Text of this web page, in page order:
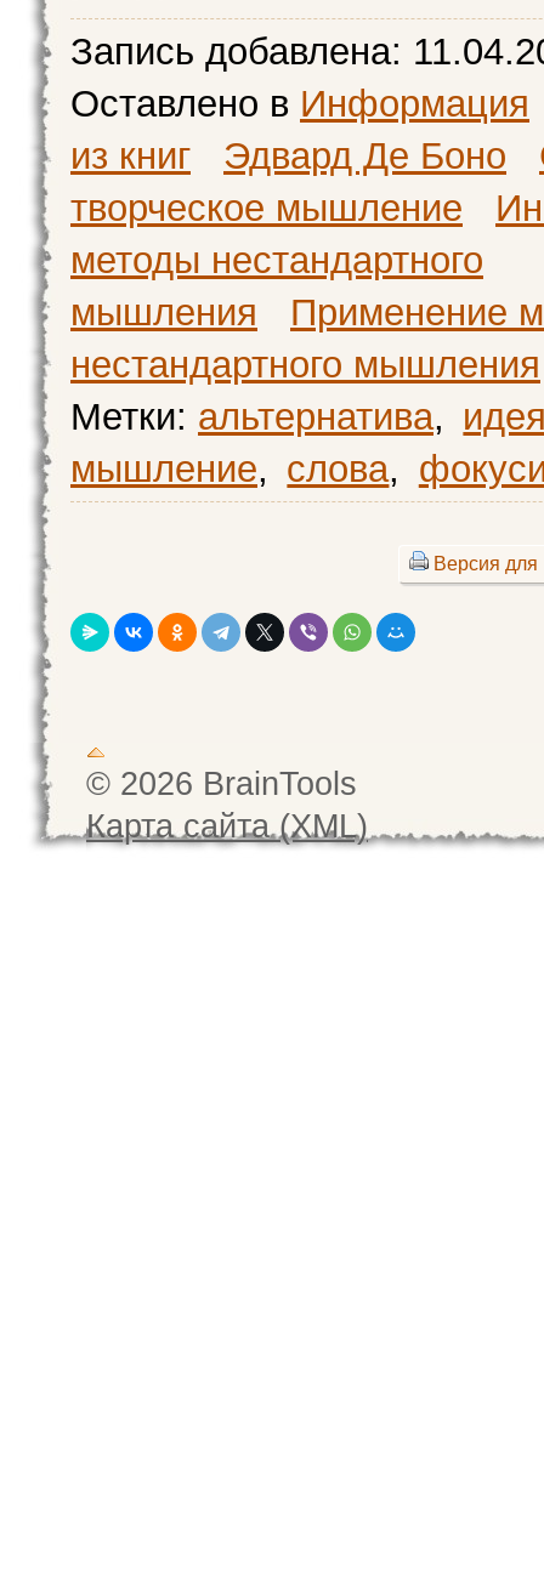
Запись добавлена:
Оставлено в Информация
из книг
Эдвард Де Боно
творческое мышление
методы нестандартного
мышления
Применение
нестандартного мышления
Метки: альтернатива,
мышление, слова,
Версия для
© 2026 BrainTools
Карта сайта (XML)